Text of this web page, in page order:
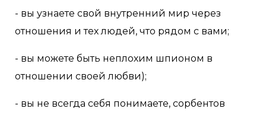
- вы узнаете свой внутренний мир через
отношения и тех людей, что рядом с вами;
- вы можете быть неплохим шпионом в
отношении своей любви);
- вы не всегда себя понимаете, сорбентов